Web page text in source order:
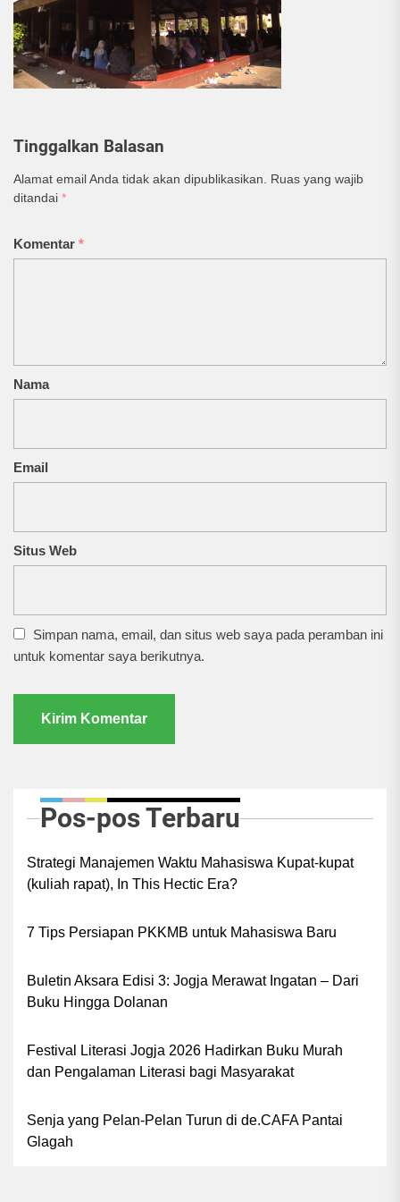
Tinggalkan Balasan
Alamat email Anda tidak akan dipublikasikan.
Ruas yang wajib
ditandai *
Komentar *
Nama
Email
Situs Web
Simpan nama, email, dan situs web saya pada peramban ini
untuk komentar saya berikutnya.
Pos-pos Terbaru
Strategi Manajemen Waktu Mahasiswa Kupat-kupat
(kuliah rapat), In This Hectic Era?
7 Tips Persiapan PKKMB untuk Mahasiswa Baru
Buletin Aksara Edisi 3: Jogja Merawat Ingatan – Dari
Buku Hingga Dolanan
Festival Literasi Jogja 2026 Hadirkan Buku Murah
dan Pengalaman Literasi bagi Masyarakat
Senja yang Pelan-Pelan Turun di de.CAFA Pantai
Glagah